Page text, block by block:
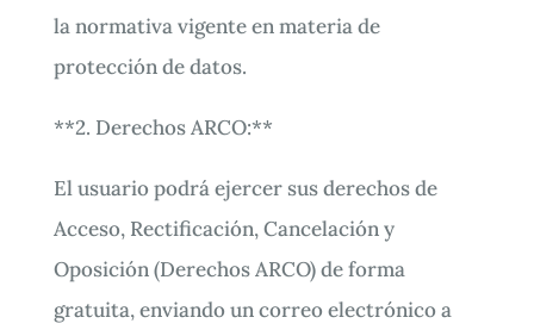
la normativa vigente en materia de
protección de datos.
**2. Derechos ARCO:**
El usuario podrá ejercer sus derechos de
Acceso, Rectificación, Cancelación y
Oposición (Derechos ARCO) de forma
gratuita, enviando un correo electrónico a